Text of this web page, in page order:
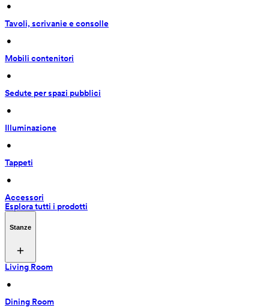
•
Tavoli, scrivanie e consolle
•
Mobili contenitori
•
Sedute per spazi pubblici
•
Illuminazione
•
Tappeti
•
Accessori
Esplora tutti i prodotti
Stanze
Living Room
•
Dining Room